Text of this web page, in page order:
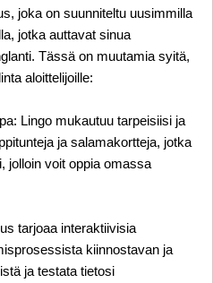
joka on suunniteltu uusimmilla
jotka auttavat sinua
Tässä on muutamia syitä,
aloittelijoille:
Lingo mukautuu tarpeisiisi ja
ja salamakortteja, jotka
jolloin voit oppia omassa
tarjoaa interaktiivisia
kiinnostavan ja
ja testata tietosi